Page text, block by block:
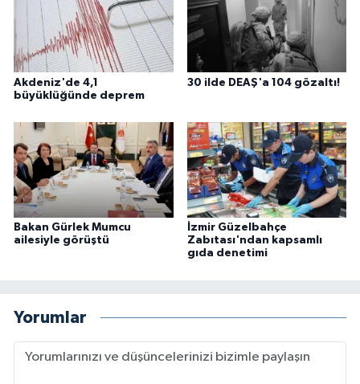
Akdeniz'de 4,1
büyüklüğünde deprem
30 ilde DEAŞ'a 104 gözaltı!
Bakan Gürlek Mumcu
ailesiyle görüştü
İzmir Güzelbahçe
Zabıtası'ndan kapsamlı
gıda denetimi
Yorumlar